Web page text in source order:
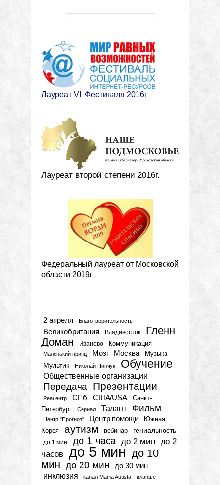
Лауреат VII Фестиваля 2016г
Лауреат второй степени 2016г.
Федеральный лауреат от Московской
области 2019г
2 апреля Благотворительность
Великобритания Владивосток
Гленн
Доман
Иваново Коммуникация
Маленький принц Мозг Москва Музыка
Мультик Николай Пинчук Обучение
Общественные организации
Передача Презентации
Реацентр СПб США/USA
Санкт-
Петербург
Сериал Талант Фильм
Центр "Прогноз" Центр помощи
Южная
Корея
аутизм вебинар гениальность
до 1 мин до 1 часа до 2 мин до 2
часов до 5 мин до 10
мин до 20 мин до 30 мин
инклюзия канал Mama Autista
планшет